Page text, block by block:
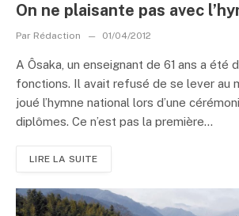
On ne plaisante pas avec
Par Rédaction 01/04/2012
A Ôsaka, un enseignant de 61 ans a été
fonctions. Il avait refusé de se lever au
joué l’hymne national lors d’une
diplômes. Ce n’est pas la première...
LIRE LA SUITE